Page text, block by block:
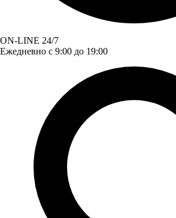
ON-LINE 24/7
Ежедневно с 9:00 до 19:00